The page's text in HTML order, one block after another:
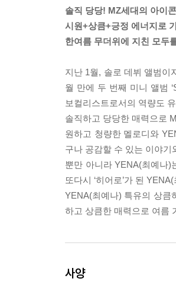
솔직 당당! MZ세대의 아이
시원+상큼+긍정 에너지로
한여름 무더위에 지친 모두
지난 1월, 솔로 데뷔 앨범이
월 만에 두 번째 미니 앨범
보컬리스트로서의 역량도
솔직하고 당당한 매력으로
원하고 청량한 멜로디와
구나 공감할 수 있는 이야
뿐만 아니라 YENA(최예나)
또다시 ‘히어로’가 된
YENA(최예나) 특유의 상큼
하고 상큼한 매력으로 여름
사양